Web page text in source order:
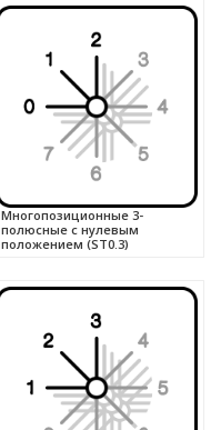
Многопозиционные 3-
полюсные с нулевым
положением (ST0.3)